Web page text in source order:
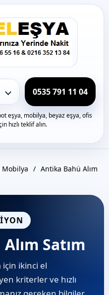
0535 791 11 04
eşya, mobilya, beyaz eşya, ofis
hızlı teklif alın.
Mobilya / Antika Bahü Alım
Satım
için ikinci el
kriterler ve hızlı